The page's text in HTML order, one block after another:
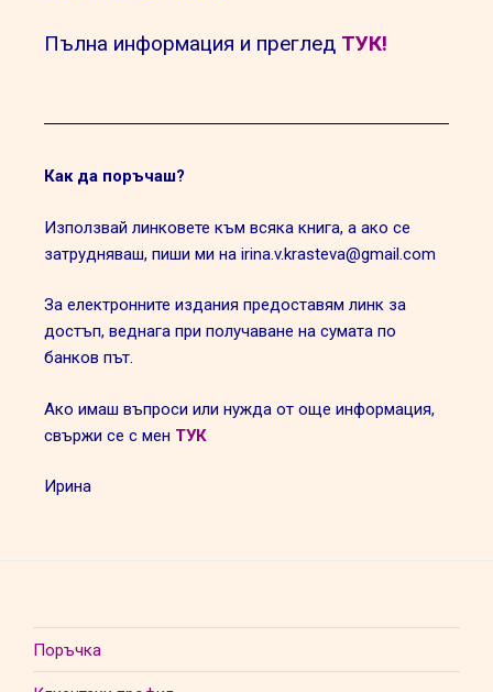
Пълна информация и преглед ТУК!
Как да поръчаш?
Използвай линковете към всяка книга, а ако се
затрудняваш, пиши ми на irina.v.krasteva@gmail.com
За електронните издания предоставям линк за
достъп, веднага при получаване на сумата по
банков път.
Ако имаш въпроси или нужда от още информация,
свържи се с мен ТУК
Ирина
Поръчка